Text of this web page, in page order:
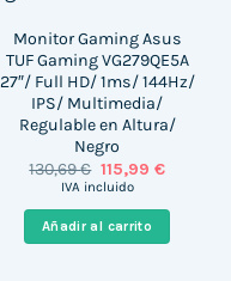
Monitor Gaming Asus
TUF Gaming VG279QE5A
27″/ Full HD/ 1ms/ 144Hz/
IPS/ Multimedia/
Regulable en Altura/
Negro
130,69€ El
precio
era:
130,69 €.
115,99 €El
es:
IVA incluido
Añadir al carrito